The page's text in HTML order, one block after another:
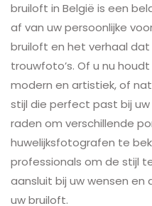
bruiloft in België is een
af van uw persoonlijke
bruiloft en het verhaal
trouwfoto’s. Of u nu
modern en artistiek, of
stijl die perfect past bij
raden om verschillende
huwelijksfotografen te
professionals om de stijl
aansluit bij uw wensen en
uw bruiloft.